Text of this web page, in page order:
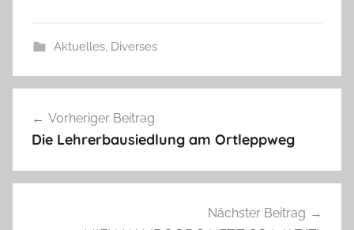
Aktuelles, Diverses
Vorheriger Beitrag
Die Lehrerbausiedlung am Ortleppweg
Nächster Beitrag